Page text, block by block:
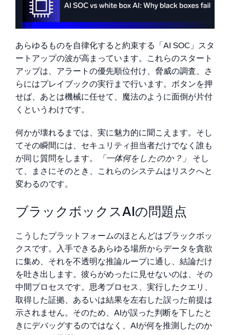
独自アルゴリズム、機械学習、生成AI
インテリジェントセキュリティ運用
SIEM
脅威を迅速に発見し、より賢く対応
セキュリティ用ログ
強力なログ可視化でクラウドセキュリティを解放
監視とトラブルシューティング
包括的な可視性で検出・解決
信頼され、認定済み
ホワイトボックスアプローチ
Sumo LogicがDojo AIでホワイトボックスアプローチを
採用する方法
あらゆるものを自律化すると約束する「AI SOC」スタ
ートアップの波が高まっています。これらのスタート
アップは、アラートの優先順位付け、脅威の調査、さ
らにはプレイブックの実行まで行います。ボタンを押
せば、あとは機械に任せて、魔法のように面倒が片付
くというわけです。
何かが壊れるまでは、実に魅力的に聞こえます。そし
てその瞬間には、セキュリティ担当者だけでなく誰も
が同じ質問をします。
「一体何をしたのか？」
そし
て、まさにそのとき、これらのシステムはリスクへと
変わるのです。
ブラックボックスAIの問題点
こうしたプラットフォームのほとんどはブラックボッ
クスです。入手できるあらゆる場所からデータを貪欲
に集め、それを不透明な推論ループに通し、結論だけ
を吐き出します。彼らがめったに見せないのは、その
中間プロセスです。思考プロセス、実行したクエリ、
取得した証拠、あるいは結果を左右した誤った前提は
示されません。そのため、AIが誤った判断を下したと
きにデバッグするのではなく、AIが何を推測したのか